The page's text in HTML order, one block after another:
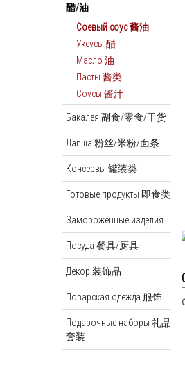
醋/油
Соевый соус 酱油
Уксусы 醋
Масло 油
Пасты 酱类
Соусы 酱汁
Бакалея 副食/零食/干货
Лапша 粉丝/米粉/面条
Консервы 罐装类
Готовые продукты 即食类
Замороженные изделия
Посуда 餐具/厨具
Декор 装饰品
Поварская одежда 服饰
Подарочные наборы 礼品
套装